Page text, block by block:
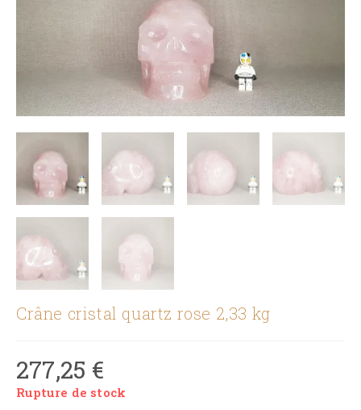
Crâne cristal quartz rose 2,33 kg
277,25 €
Rupture de stock